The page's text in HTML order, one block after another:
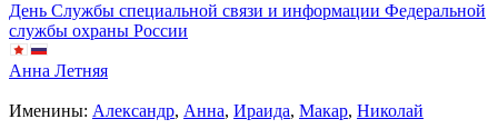
День Службы специальной связи и информации Федеральной
службы охраны России
Анна Летняя
Именины: Александр, Анна, Ираида, Макар, Николай